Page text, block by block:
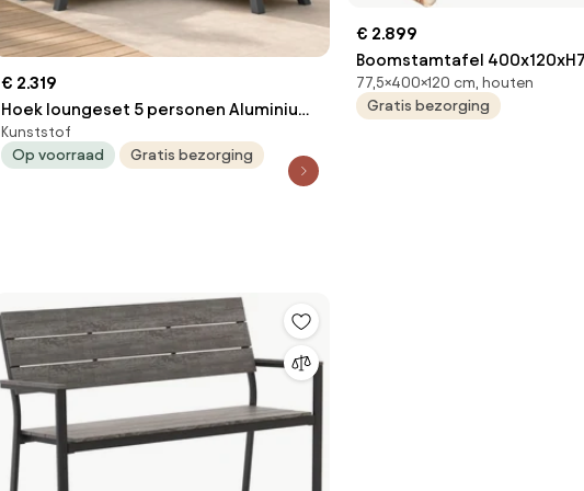
€ 2.319
Hoek loungeset 5 personen Aluminium
Grijs Santika Furniture Santika Yovita
Kunststof
Op voorraad
Gratis bezorging
€ 2.899
Boomstamtafel
bladdikte 10 cm geschoord
77,5×400×120 cm, houten
Gratis bezorging